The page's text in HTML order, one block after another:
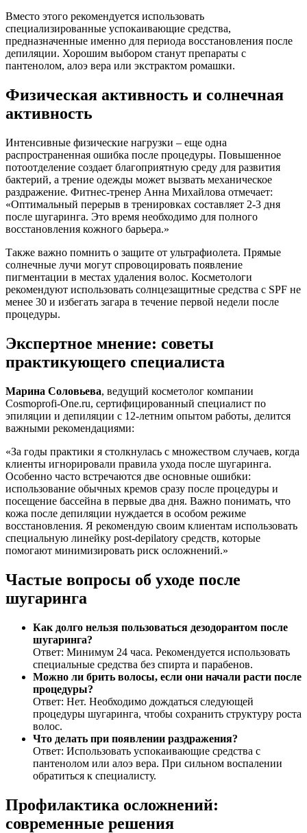
Вместо этого рекомендуется использовать
специализированные успокаивающие средства,
предназначенные именно для периода восстановления после
депиляции. Хорошим выбором станут препараты с
пантенолом, алоэ вера или экстрактом ромашки.
Физическая активность и солнечная
активность
Интенсивные физические нагрузки – еще одна
распространенная ошибка после процедуры. Повышенное
потоотделение создает благоприятную среду для развития
бактерий, а трение одежды может вызвать механическое
раздражение. Фитнес-тренер Анна Михайлова отмечает:
«Оптимальный перерыв в тренировках составляет 2-3 дня
после шугаринга. Это время необходимо для полного
восстановления кожного барьера.»
Также важно помнить о защите от ультрафиолета. Прямые
солнечные лучи могут спровоцировать появление
пигментации в местах удаления волос. Косметологи
рекомендуют использовать солнцезащитные средства с SPF не
менее 30 и избегать загара в течение первой недели после
процедуры.
Экспертное мнение: советы
практикующего специалиста
Марина Соловьева, ведущий косметолог компании
Cosmoprofi-One.ru, сертифицированный специалист по
эпиляции и депиляции с 12-летним опытом работы, делится
важными рекомендациями:
«За годы практики я столкнулась с множеством случаев, когда
клиенты игнорировали правила ухода после шугаринга.
Особенно часто встречаются две основные ошибки:
использование обычных кремов сразу после процедуры и
посещение бассейна в первые два дня. Важно понимать, что
кожа после депиляции нуждается в особом режиме
восстановления. Я рекомендую своим клиентам использовать
специальную линейку post-depilatory средств, которые
помогают минимизировать риск осложнений.»
Частые вопросы об уходе после
шугаринга
Как долго нельзя пользоваться дезодорантом после
шугаринга?
Ответ: Минимум 24 часа. Рекомендуется использовать
специальные средства без спирта и парабенов.
Можно ли брить волосы, если они начали расти после
процедуры?
Ответ: Нет. Необходимо дождаться следующей
процедуры шугаринга, чтобы сохранить структуру роста
волос.
Что делать при появлении раздражения?
Ответ: Использовать успокаивающие средства с
пантенолом или алоэ вера. При сильном воспалении
обратиться к специалисту.
Профилактика осложнений:
современные решения